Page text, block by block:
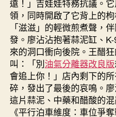
遠！」吉娃娃特務抗議。
領，同時開啟了它背上的
「滋滋」的輕微煎煮聲，
發。廖沾沾抱著蒜泥缸、
來的洞口衝向後院。王醋
叫：「別油氣分離器改良版
會追上你！」店內剩下的
碎，發出了最後的哀鳴。
這片蒜泥、中藥和醋酸的
《平行泊車維度：車位爭